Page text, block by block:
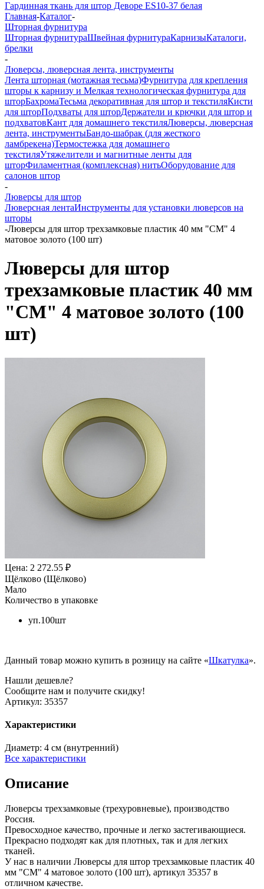
Гардинная ткань для штор Деворе ES10-37 белая
Главная-Каталог-
Шторная фурнитура
Шторная фурнитураШвейная фурнитураКарнизыКаталоги,
брелки
-
Люверсы, люверсная лента, инструменты
Лента шторная (мотажная тесьма)Фурнитура для крепления
шторы к карнизу и Мелкая технологическая фурнитура для
шторБахромаТесьма декоративная для штор и текстиляКисти
для шторПодхваты для шторДержатели и крючки для штор и
подхватовКант для домашнего текстиляЛюверсы, люверсная
лента, инструментыБандо-шабрак (для жесткого
ламбрекена)Термостежка для домашнего
текстиляУтяжелители и магнитные ленты для
шторФиламентная (комплексная) нитьОборудование для
салонов штор
-
Люверсы для штор
Люверсная лентаИнструменты для установки люверсов на
шторы
-Люверсы для штор трехзамковые пластик 40 мм "СМ" 4
матовое золото (100 шт)
Люверсы для штор
трехзамковые пластик 40 мм
"СМ" 4 матовое золото (100
шт)
Цена: 2 272.55 ₽
Щёлково (Щёлково)
Мало
Количество в упаковке
уп.100шт
Данный товар можно купить в розницу на сайте «Шкатулка».
Нашли дешевле?
Сообщите нам и получите скидку!
Артикул: 35357
Характеристики
Диаметр: 4 см (внутренний)
Все характеристики
Описание
Люверсы трехзамковые (трехуровневые), производство
Россия.
Превосходное качество, прочные и легко застегивающиеся.
Прекрасно подходят как для плотных, так и для легких
тканей.
У нас в наличии Люверсы для штор трехзамковые пластик 40
мм "СМ" 4 матовое золото (100 шт), артикул 35357 в
отличном качестве.